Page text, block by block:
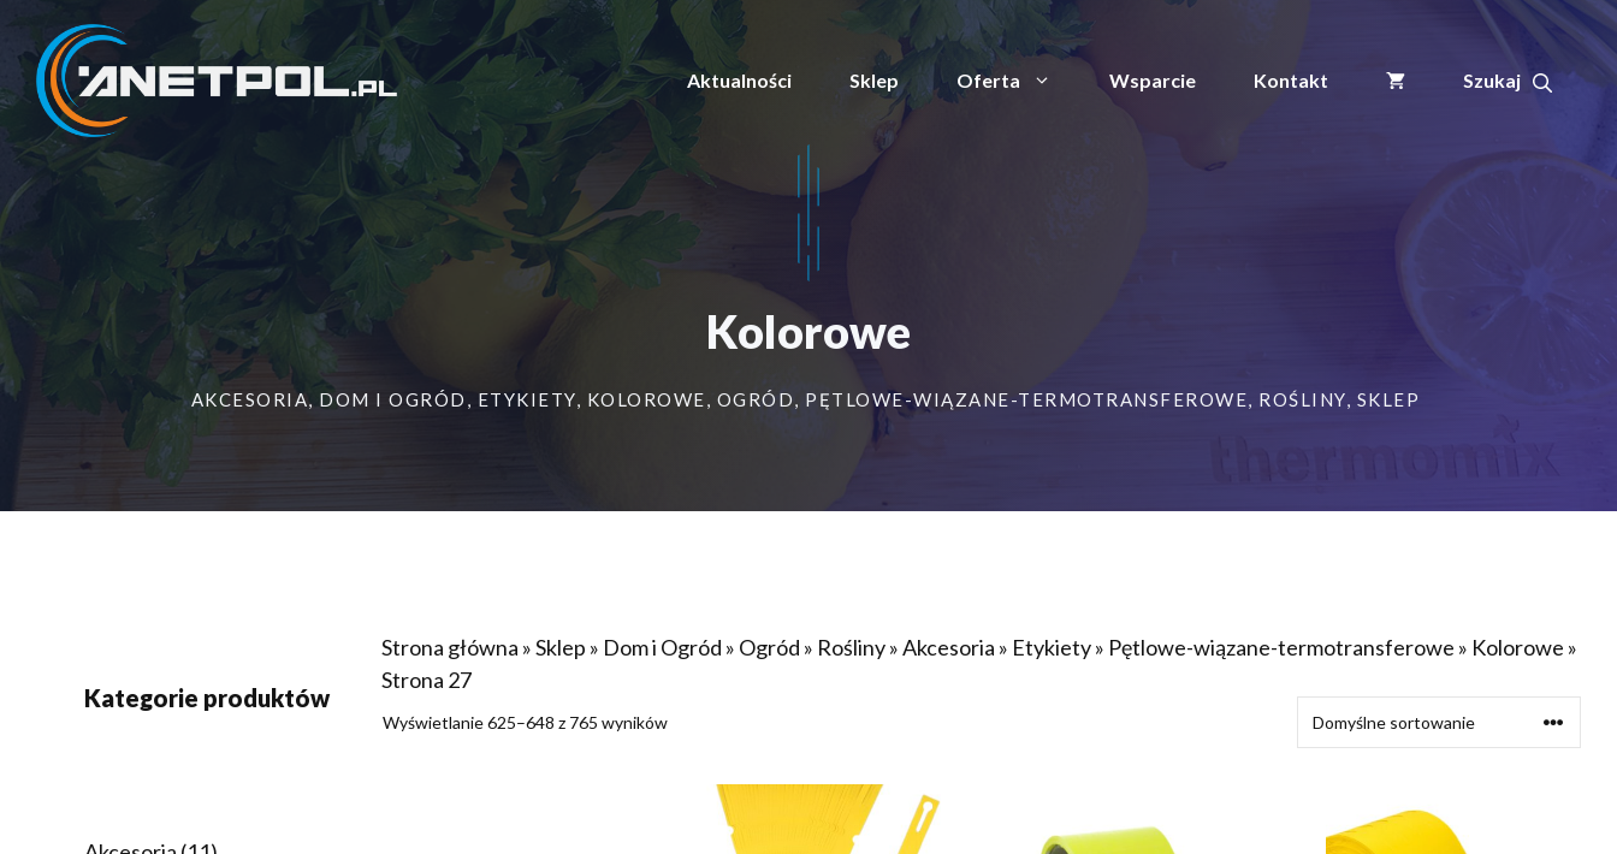
treści
Aktualności Sklep Oferta Wsparcie Kontakt
Kolorowe
AKCESORIA, DOM I OGRÓD , ETYKIETY, KOLOROWE, OGRÓD, PĘTLOWE-WIĄZANE-TERMOTRANSFEROWE, ROŚLINY, SKLEP
Strona główna »Sklep » Dom i Ogród » Ogród » Rośliny»Akcesoria » Etykiety» Pętlowe-wiązane-termotransferowe » Kolorowe »
Strona 27
Wyświetlanie 625–648 z 765 wyników
Kategorie produktów